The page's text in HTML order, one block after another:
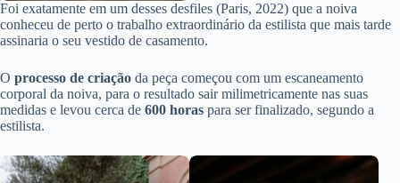
Foi exatamente em um desses desfiles (Paris, 2022) que a noiva
conheceu de perto o trabalho extraordinário da estilista que mais tarde
assinaria o seu vestido de casamento.
O processo de criação da peça começou com um escaneamento
corporal da noiva, para o resultado sair milimetricamente nas suas
medidas e levou cerca de 600 horas para ser finalizado, segundo a
estilista.